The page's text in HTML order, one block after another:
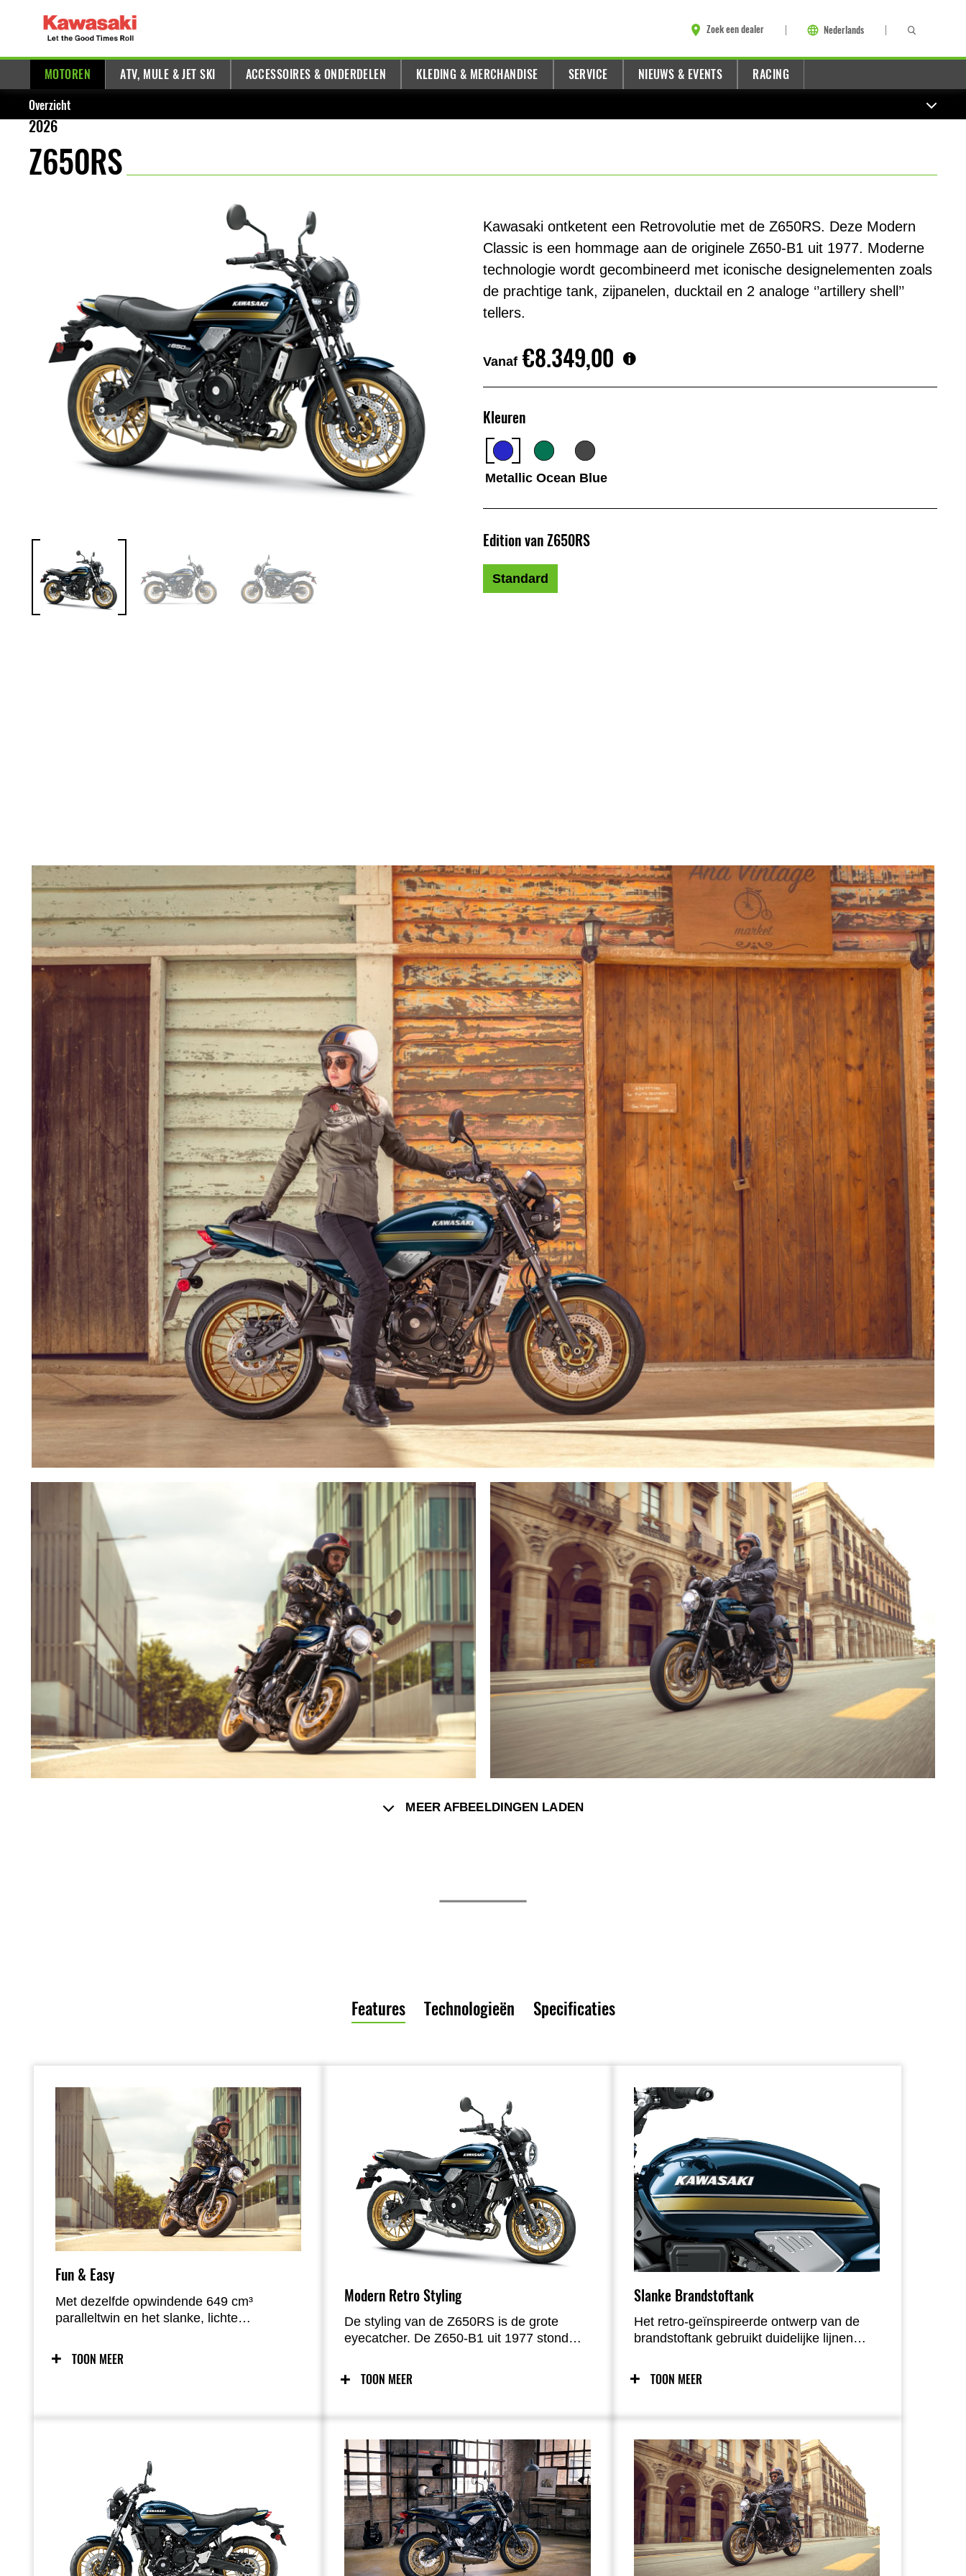
Zoek een dealer Nederlands
MOTOREN ATV, MULE & JET SKI ACCESSOIRES & ONDERDELEN KLEDING & MERCHANDISE SERVICE NIEUWS & EVENTS RACING
Overzicht
2026
Z650RS
Kawasaki ontketent een Retrovolutie met de Z650RS. Deze Modern
Classic is een hommage aan de originele Z650-B1 uit 1977. Moderne
technologie wordt gecombineerd met iconische designelementen zoals
de prachtige tank, zijpanelen, ducktail en 2 analoge ‘’artillery shell’’
tellers.
Vanaf €8.349,00
Kleuren
Metallic Ocean Blue
Edition van Z650RS
Standard
MEER AFBEELDINGEN LADEN
Features Technologieën Specificaties
Fun & Easy
Met dezelfde opwindende 649 cm³
paralleltwin en het slanke, lichte
Supernaked-tegenhanger, heeft de nieuwe
Z650RS alle ingrediënten voor dagelijks
TOON MEER
Modern Retro Styling
De styling van de Z650RS is de grote
eyecatcher. De Z650-B1 uit 1977 stond
zien in de iconische designelementen; de
prachtige tank, zijpanelen en niet te
TOON MEER
Slanke Brandstoftank
Het retro-geïnspireerde ontwerp van de
brandstoftank gebruikt duidelijke lijnen
compacte formaat te accentueren. Met
een inhoud van 12 liter is de tank slank
TOON MEER